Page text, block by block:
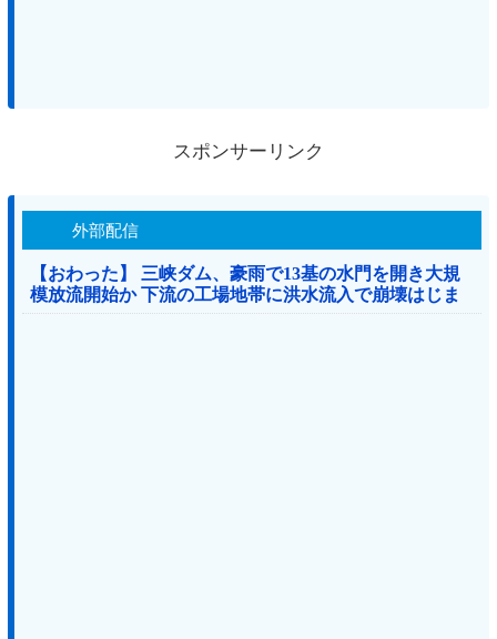
スポンサーリンク
外部配信
【おわった】 三峡ダム、豪雨で13基の水門を開き大規
模放流開始か 下流の工場地帯に洪水流入で崩壊はじま
る